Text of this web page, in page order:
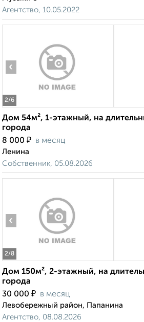
Агентство, 10.05.2022
2/6
‹
Дом 54м², 1-этажный, на
города
8 000 ₽ в месяц
Ленина
Собственник, 05.08.2026
2/8
‹
Дом 150м², 2-этажный, на
города
30 000 ₽ в месяц
Левобережный район, Папанина
Агентство, 08.08.2026